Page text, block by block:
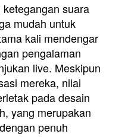
suara
mudah untuk
kali mendengar
pengalaman
live. Meskipun
mereka, nilai
pada desain
yang merupakan
penuh